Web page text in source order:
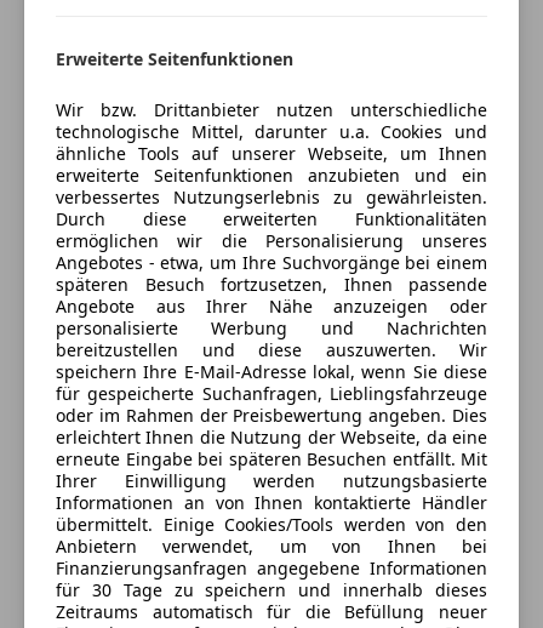
Kontakt
Alle Fahrzeuge des Anbieters
Anbieter kontaktieren
Deine Nachricht
Eintauschwagen: Kaufen und verkaufen in nur einem
Schritt
Ich möchte mein Auto in Zahlung geben
Erweiterte Seitenfunktionen
Wir bzw. Drittanbieter nutzen unterschiedliche
technologische Mittel, darunter u.a. Cookies und
ähnliche Tools auf unserer Webseite, um Ihnen
erweiterte Seitenfunktionen anzubieten und ein
verbessertes Nutzungserlebnis zu gewährleisten.
Durch diese erweiterten Funktionalitäten
ermöglichen wir die Personalisierung unseres
Angebotes - etwa, um Ihre Suchvorgänge bei einem
späteren Besuch fortzusetzen, Ihnen passende
Angebote aus Ihrer Nähe anzuzeigen oder
personalisierte Werbung und Nachrichten
bereitzustellen und diese auszuwerten. Wir
speichern Ihre E-Mail-Adresse lokal, wenn Sie diese
für gespeicherte Suchanfragen, Lieblingsfahrzeuge
oder im Rahmen der Preisbewertung angeben. Dies
erleichtert Ihnen die Nutzung der Webseite, da eine
erneute Eingabe bei späteren Besuchen entfällt. Mit
Ihrer Einwilligung werden nutzungsbasierte
Informationen an von Ihnen kontaktierte Händler
übermittelt. Einige Cookies/Tools werden von den
Anbietern verwendet, um von Ihnen bei
Finanzierungsanfragen angegebene Informationen
für 30 Tage zu speichern und innerhalb dieses
Zeitraums automatisch für die Befüllung neuer